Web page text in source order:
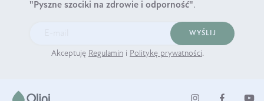
"Pyszne szociki na zdrowie i odporność".
WYŚLIJ
Akceptuję Regulamin i Politykę prywatności.